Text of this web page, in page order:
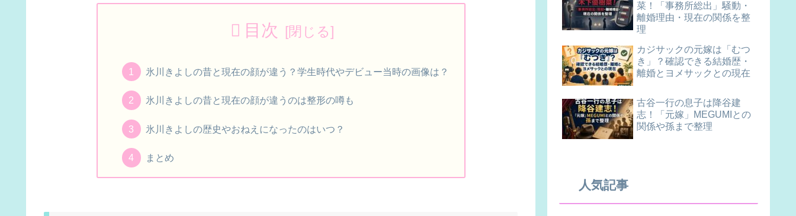
目次
氷川きよしの昔と現在の顔が違う？学生時代やデビュー当時の画像は？
氷川きよしの昔と現在の顔が違うのは整形の噂も
氷川きよしの歴史やおねえになったのはいつ？
まとめ
菜！「事務所総出」騒動・
離婚理由・現在の関係を整
理
カジサックの元嫁は「むつ
き」？確認できる結婚歴・
離婚とヨメサックとの現在
古谷一行の息子は降谷建
志！「元嫁」MEGUMIとの
関係や孫まで整理
人気記事